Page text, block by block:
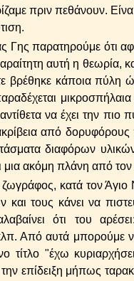
πριν πεθάνουν.
παρατηρούμε ότι αφ'
αυτή η θεωρία,
βρέθηκε κάποια πύλη
να έχει την
από
διαφόρων
μια ακόμη πλάνη από
κατά τον Άγιο
τους κάνει να
ότι του
Από αυτά μπορούμε
"έχω
επίδειξη μήπως